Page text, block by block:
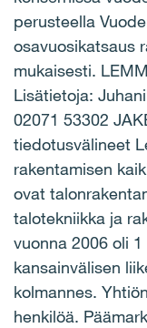
perusteella
osavuosikatsaus
mukaisesti.
Lisätietoja:
02071 53302
tiedotusvälineet
rakentamisen
ovat
talotekniikka ja
vuonna 2006 oli
kansainvälisen
kolmannes.
henkilöä.